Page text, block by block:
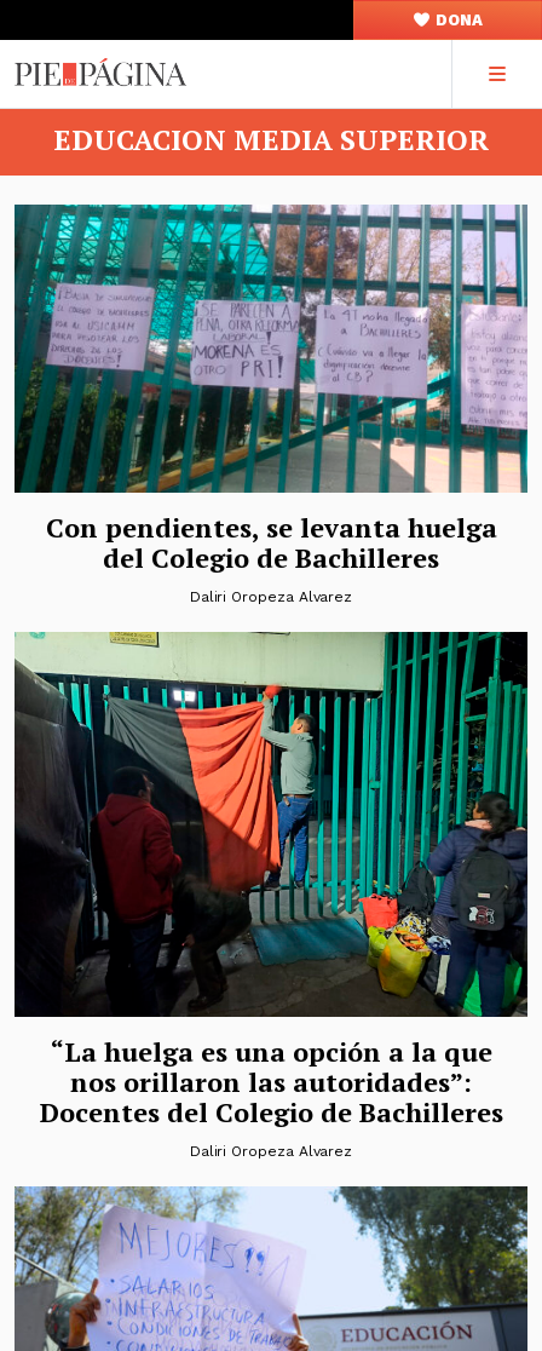
DONA
EDUCACION MEDIA SUPERIOR
Con pendientes, se levanta huelga
del Colegio de Bachilleres
Daliri Oropeza Alvarez
“La huelga es una opción a la que
nos orillaron las autoridades”:
Docentes del Colegio de Bachilleres
Daliri Oropeza Alvarez